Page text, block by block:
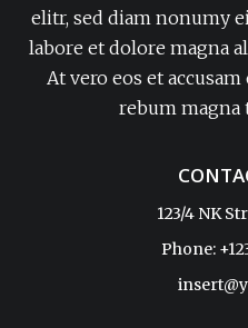
elitr, sed diam nonumy
labore et dolore magna
At vero eos et
rebum magna
123/4 NK
Phone: